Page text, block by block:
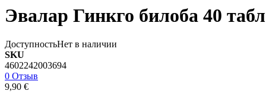
Эвалар Гинкго билоба 40
ДоступностьНет в наличии
SKU
4602242003694
0 Отзыв
9,90 €